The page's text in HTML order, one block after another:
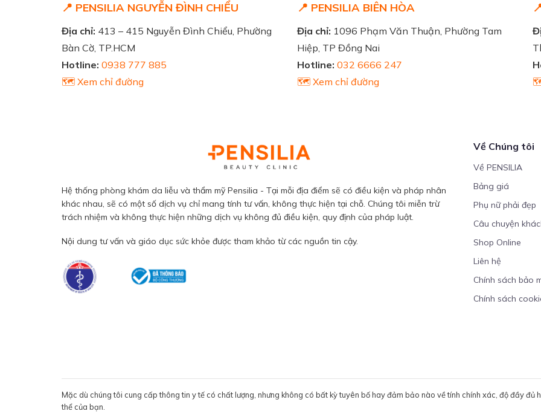
📍 PENSILIA NGUYỄN ĐÌNH CHIỂU
Địa chỉ: 413 – 415 Nguyễn Đình Chiểu, Phường
Bàn Cờ, TP.HCM
Hotline: 0938 777 885
🗺️ Xem chỉ đường
📍 PENSILIA BIÊN HÒA
Địa chỉ: 1096 Phạm Văn Thuận, Phường Tam
Hiệp, TP Đồng Nai
Hotline: 032 6666 247
🗺️ Xem chỉ đường
Hệ thống phòng khám da liễu và thẩm mỹ Pensilia - Tại mỗi địa điểm sẽ có điều kiện và pháp nhân
khác nhau, sẽ có một số dịch vụ chỉ mang tính tư vấn, không thực hiện tại chỗ. Chúng tôi miễn trừ
trách nhiệm và không thực hiện những dịch vụ không đủ điều kiện, quy định của pháp luật.
Nội dung tư vấn và giáo dục sức khỏe được tham khảo từ các nguồn tin cậy.
Về Chúng tôi
Về PENSILIA
Bảng giá
Phụ nữ phải đẹp
Câu chuyện
Shop Online
Liên hệ
Chính sách bảo
Chính sách
Mặc dù chúng tôi cung cấp thông tin y tế có chất lượng, nhưng không có bất kỳ tuyên bố hay đảm bảo nào về tính chính xác, độ đầy đủ
thể của bạn.